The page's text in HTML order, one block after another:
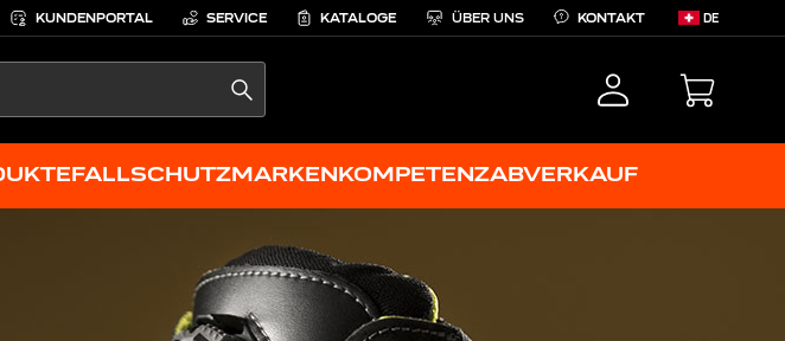
KUNDENPORTAL SERVICE KATALOGE ÜBER UNS KONTAKT DE
SEARCH
FALLSCHUTZMARKENKOMPETENZABVERKAUF